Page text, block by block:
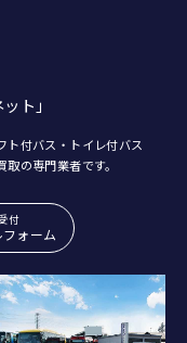
ト」
ト付バス・トイレ付バス
の専門業者です。
付
フォーム